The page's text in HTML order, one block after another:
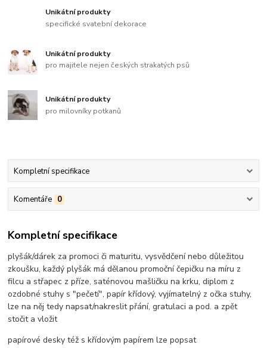
Unikátní produkty
specifické svatební dekorace
Unikátní produkty
pro majitele nejen českých strakatých psů
Unikátní produkty
pro milovníky potkanů
Kompletní specifikace
Komentáře 0
Kompletní specifikace
plyšák/dárek za promoci či maturitu, vysvědčení nebo důležitou
zkoušku, každý plyšák má dělanou promoční čepičku na míru z
filcu a střapec z příze, saténovou mašličku na krku, diplom z
ozdobné stuhy s "pečetí", papír křídový, vyjímatelný z očka stuhy,
lze na něj tedy napsat/nakreslit přání, gratulaci a pod. a zpět
stočit a vložit
papírové desky též s křídovým papírem lze popsat